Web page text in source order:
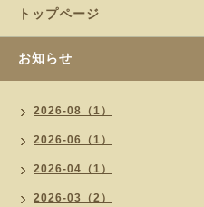
トップページ
お知らせ
2026-08（1）
2026-06（1）
2026-04（1）
2026-03（2）